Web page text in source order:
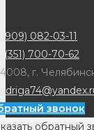
082-03-11
(351) 700-70-62
г.
звонок
обратный